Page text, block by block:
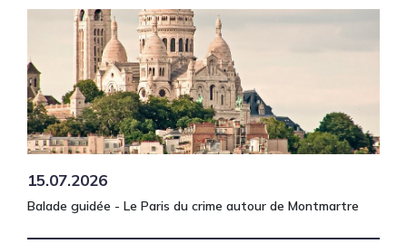
15.07.2026
Balade guidée - Le Paris du crime autour de Montmartre